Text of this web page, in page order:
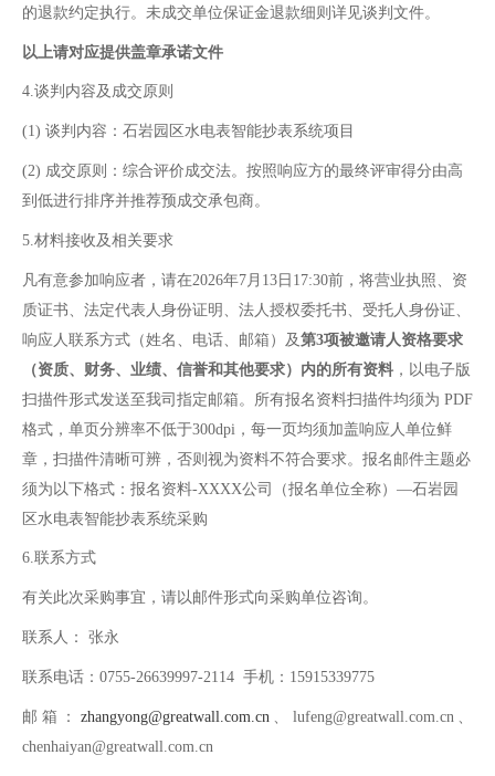
的退款约定执行。未成交单位保证金退款细则详见谈判文件。
以上请对应提供盖章承诺文件
4.谈判内容及成交原则
(1) 谈判内容：石岩园区水电表智能抄表系统项目
(2) 成交原则：综合评价成交法。按照响应方的最终评审得分由高
到低进行排序并推荐预成交承包商。
5.材料接收及相关要求
凡有意参加响应者，请在2026年7月13日17:30前，将营业执照、资
质证书、法定代表人身份证明、法人授权委托书、受托人身份证、
响应人联系方式（姓名、电话、邮箱）及第3项被邀请人资格要求
（资质、财务、业绩、信誉和其他要求） 内的所有资料 ，以电子版
扫描件形式发送至我司指定邮箱。所有报名资料扫描件均须为 PDF
格式，单页分辨率不低于300dpi，每一页均须加盖响应人单位鲜
章，扫描件清晰可辨，否则视为资料不符合要求。报名邮件主题必
须为以下格式：报名资料-XXXX公司（报名单位全称）—石岩园
区水电表智能抄表系统采购
6.联系方式
有关此次采购事宜，请以邮件形式向采购单位咨询。
联系人： 张永
联系电话：0755-26639997-2114 手机：15915339775
邮箱： zhangyong@greatwall.com.cn 、lufeng@greatwall.com.cn、
chenhaiyan@greatwall.com.cn